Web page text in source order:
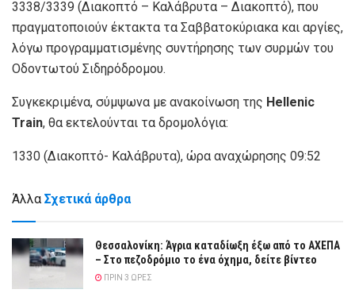
3338/3339 (Διακοπτό – Καλάβρυτα – Διακοπτό), που
πραγματοποιούν έκτακτα τα Σαββατοκύριακα και αργίες,
λόγω προγραμματισμένης συντήρησης των συρμών του
Οδοντωτού Σιδηρόδρομου.
Συγκεκριμένα, σύμψωνα με ανακοίνωση της Hellenic
Train, θα εκτελούνται τα δρομολόγια:
1330 (Διακοπτό- Καλάβρυτα), ώρα αναχώρησης 09:52
Άλλα Σχετικά άρθρα
Θεσσαλονίκη: Άγρια καταδίωξη έξω από το ΑΧΕΠΑ
– Στο πεζοδρόμιο το ένα όχημα, δείτε βίντεο
ΠΡΙΝ 3 ΏΡΕΣ